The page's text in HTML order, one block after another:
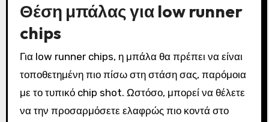
Θέση μπάλας για low runner
chips
Για low runner chips, η μπάλα θα πρέπει να είναι
τοποθετημένη πιο πίσω στη στάση σας, παρόμοια
με το τυπικό chip shot. Ωστόσο, μπορεί να θέλετε
να την προσαρμόσετε ελαφρώς πιο κοντά στο